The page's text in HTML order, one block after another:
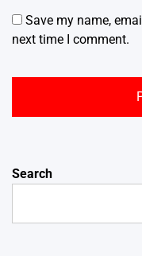
Save my name,
next time I comment.
Search